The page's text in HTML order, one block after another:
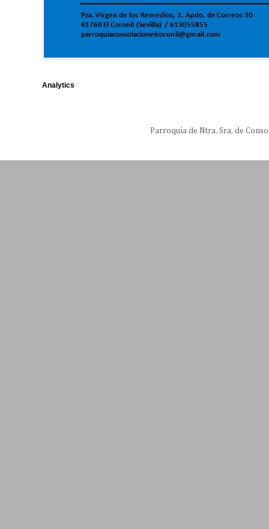
Analytics
Parroquia de Ntra. Sra. de